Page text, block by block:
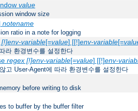
value
window size
notename
ratio in a note for logging
variable[=value] [[!]env-variable[=
라 환경변수를 설정한다
regex [!]env-variable[=value] [[!]env-
고 User-Agent에 따라 환경변수를 설정한다
before writing to disk
to buffer by the buffer filter